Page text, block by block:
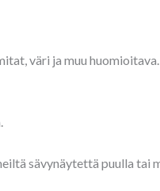
väri ja muu huomioitava.
sävynäytettä puulla